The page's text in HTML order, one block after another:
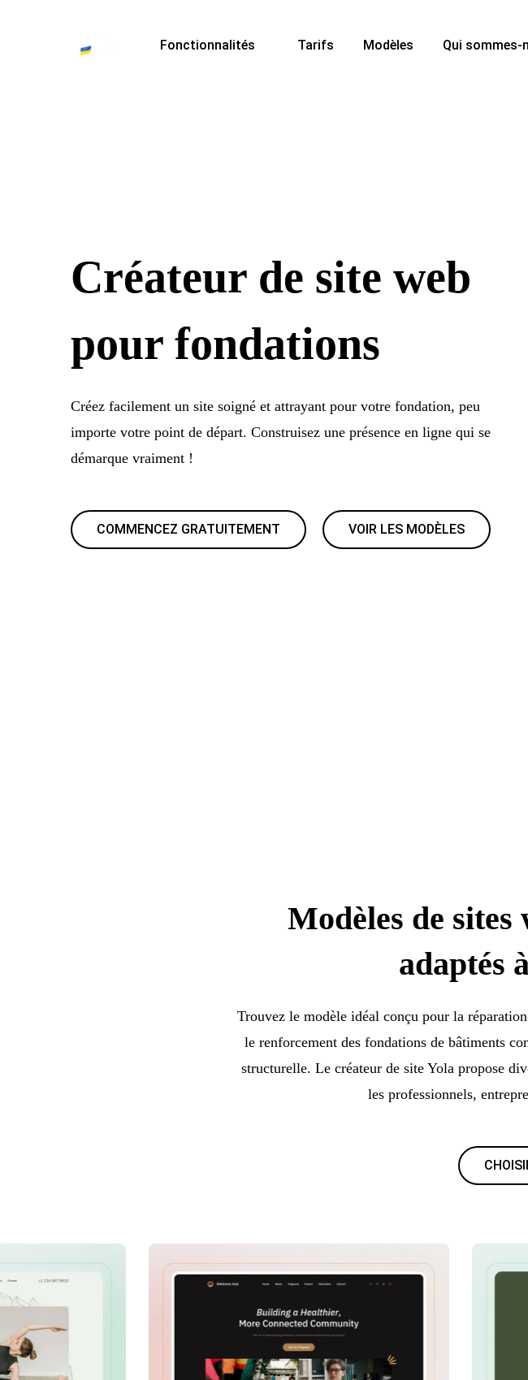
Fonctionnalités Tarifs Modèles Qui sommes-
Créateur de site web
pour fondations
Créez facilement un site soigné et attrayant pour votre fondation, peu
importe votre point de départ. Construisez une présence en ligne qui se
démarque vraiment !
COMMENCEZ GRATUITEMENT VOIR LES MODÈLES
Modèles de
adaptés
Trouvez le modèle idéal conçu pour la
le renforcement des fondations de bâtiments
structurelle. Le créateur de site Yola propose
les professionnels,